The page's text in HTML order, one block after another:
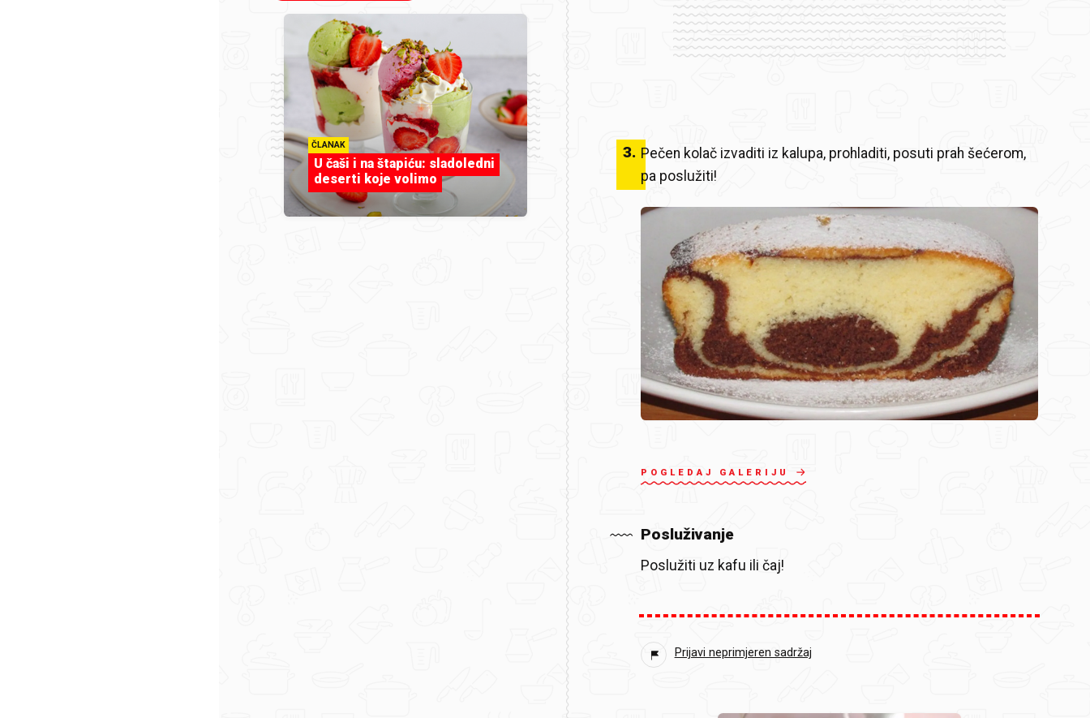
ČLANAK
U čaši i na štapiću: sladoledni
deserti koje volimo
3. Pečen kolač izvaditi iz kalupa, prohladiti, posuti prah šećerom,
pa poslužiti!
POGLEDAJ GALERIJU
Posluživanje
Poslužiti uz kafu ili čaj!
Prijavi neprimjeren sadržaj